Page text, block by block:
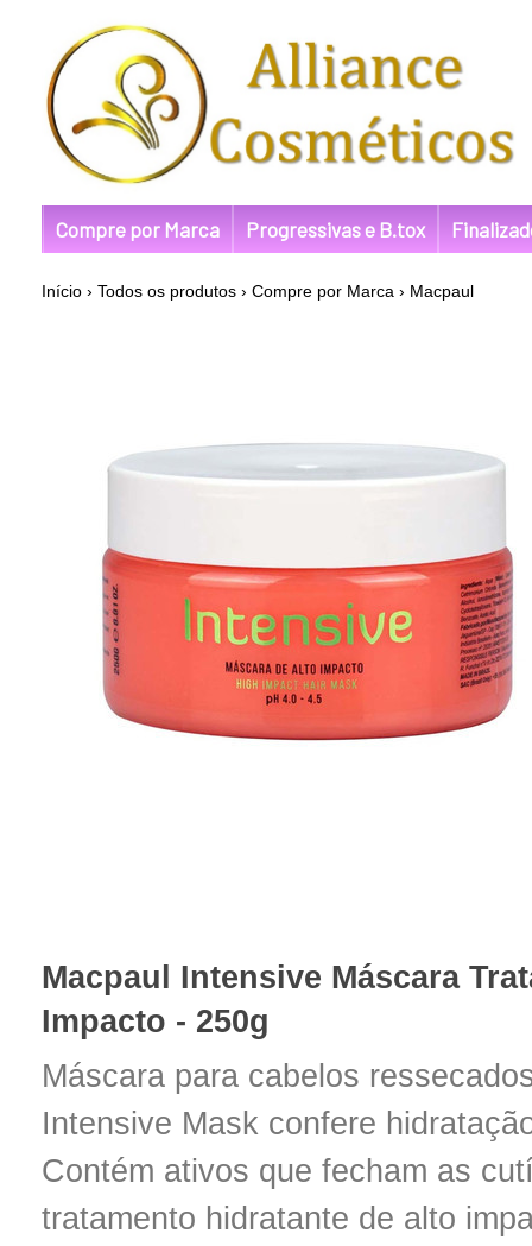
Compre por Marca Progressivas e B.tox
Início › Todos os produtos › Compre por Marca › Macpaul
Macpaul Intensive Máscara
Impacto - 250g
Máscara para cabelos
Intensive Mask confere
Contém ativos que fecham as
tratamento hidratante de alto